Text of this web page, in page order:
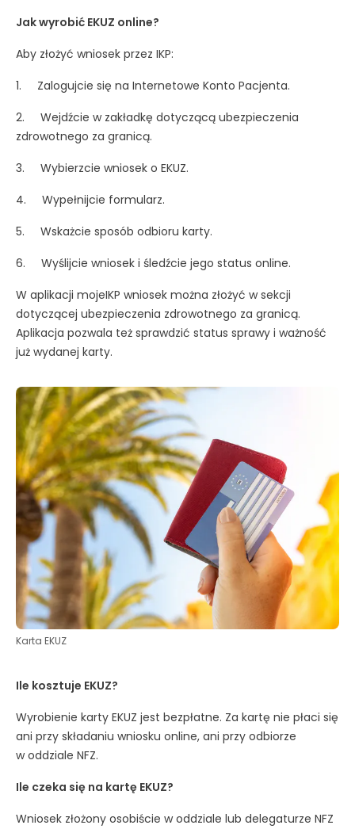
Jak wyrobić EKUZ online?
Aby złożyć wniosek przez IKP:
1. Zalogujcie się na Internetowe Konto Pacjenta.
2. Wejdźcie w zakładkę dotyczącą ubezpieczenia
zdrowotnego za granicą.
3. Wybierzcie wniosek o EKUZ.
4. Wypełnijcie formularz.
5. Wskażcie sposób odbioru karty.
6. Wyślijcie wniosek i śledźcie jego status online.
W aplikacji mojeIKP wniosek można złożyć w sekcji
dotyczącej ubezpieczenia zdrowotnego za granicą.
Aplikacja pozwala też sprawdzić status sprawy i ważność
już wydanej karty.
Karta EKUZ
Ile kosztuje EKUZ?
Wyrobienie karty EKUZ jest bezpłatne. Za kartę nie płaci się
ani przy składaniu wniosku online, ani przy odbiorze
w oddziale NFZ.
Ile czeka się na kartę EKUZ?
Wniosek złożony osobiście w oddziale lub delegaturze NFZ